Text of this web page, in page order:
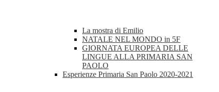
La mostra di Emilio
NATALE NEL MONDO in 5F
GIORNATA EUROPEA DELLE
LINGUE ALLA PRIMARIA SAN
PAOLO
Esperienze Primaria San Paolo 2020-2021